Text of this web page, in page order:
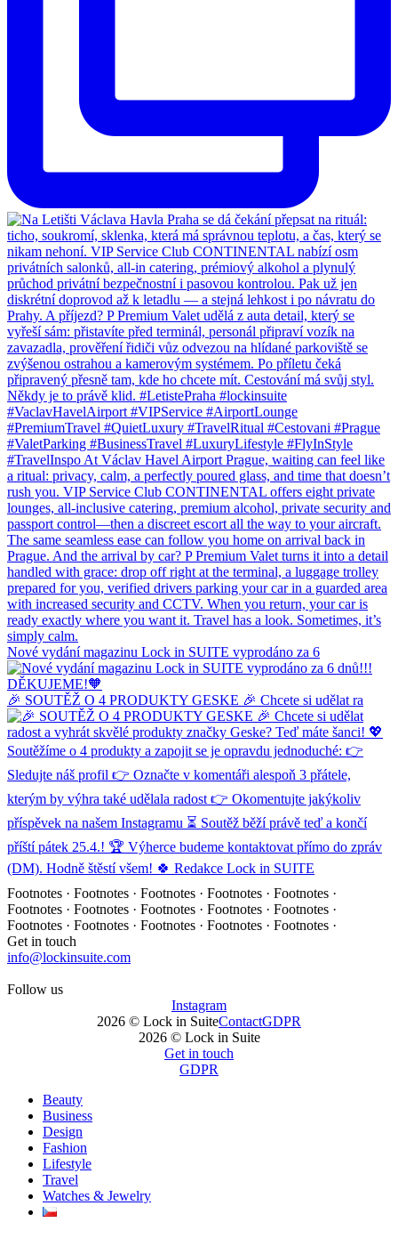
Nové vydání magazinu Lock in SUITE vyprodáno za 6
🎉 SOUTĚŽ O 4 PRODUKTY GESKE 🎉 Chcete si udělat ra
Footnotes · Footnotes · Footnotes · Footnotes · Footnotes ·
Footnotes · Footnotes · Footnotes · Footnotes · Footnotes ·
Footnotes · Footnotes · Footnotes · Footnotes · Footnotes ·
Get in touch
info@lockinsuite.com
Follow us
Instagram
2026 © Lock in SuiteContactGDPR
2026 © Lock in Suite
Get in touch
GDPR
Beauty
Business
Design
Fashion
Lifestyle
Travel
Watches & Jewelry